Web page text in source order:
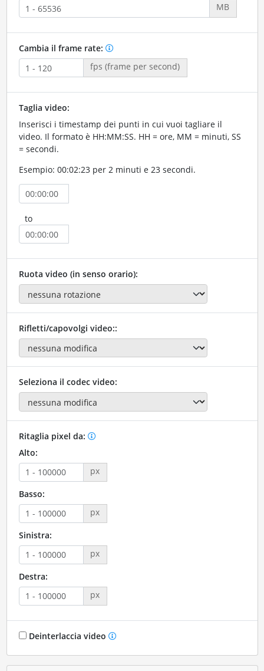
MB
Cambia il frame rate:
fps (frame per second)
Taglia video:
Inserisci i timestamp dei punti in cui vuoi tagliare il
video. Il formato è HH:MM:SS. HH = ore, MM = minuti, SS
= secondi.
Esempio: 00:02:23 per 2 minuti e 23 secondi.
to
Ruota video (in senso orario):
Rifletti/capovolgi video::
Seleziona il codec video:
Ritaglia pixel da:
Alto:
px
Basso:
px
Sinistra:
px
Destra:
px
Deinterlaccia video